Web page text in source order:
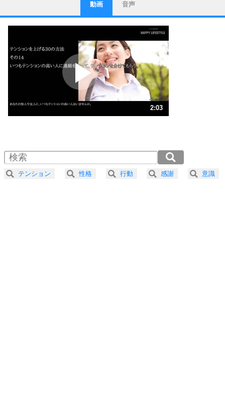
1
ストレス対策
他人と比べない。
いっそのこと、他人を見ない。
いらいらしない人になる30の方法
プラス思考
ポジティブになれない原因は、行動しないから。
ポジティブ思考になる30の方法
ストレス対策
人生、なんとかなるもの。
気楽に生きる30の方法
4 器の大きい人は、怒りを優しさで表現する。
動画 音声
2:03
2.0倍速 （242KB 1分1秒）
2.5倍速 （194KB 49秒）
3.0倍速 （162KB 41秒）
テンション 性格 行動 感謝 意識